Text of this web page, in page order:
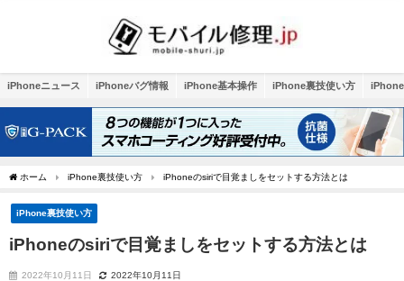
iPhoneニュース iPhoneバグ情報 iPhone基本操作 iPhone裏技使い方
ホーム iPhone裏技使い方 iPhoneのsiriで目覚ましをセットする方法とは
iPhone裏技使い方
iPhoneのsiriで目覚ましをセットする方法とは
2022年10月11日 2022年10月11日